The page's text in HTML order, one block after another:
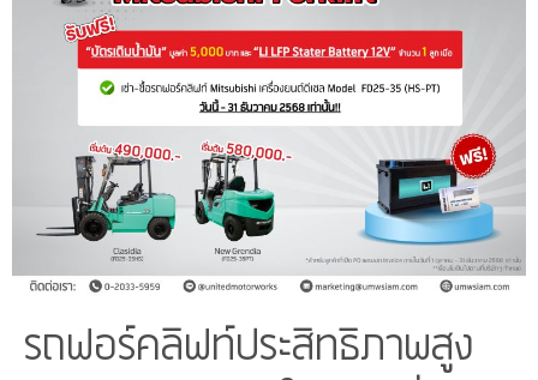
รถฟอร์คลิฟท์ประสิทธิภาพสูง